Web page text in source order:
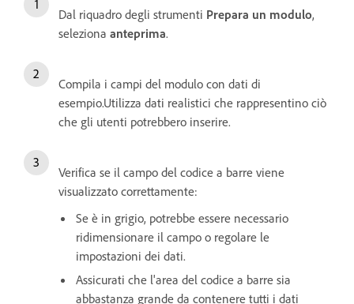
Dal riquadro degli strumenti Prepara un modulo,
seleziona anteprima.
Compila i campi del modulo con dati di
esempio.Utilizza dati realistici che rappresentino ciò
che gli utenti potrebbero inserire.
Verifica se il campo del codice a barre viene
visualizzato correttamente:
Se è in grigio, potrebbe essere necessario
ridimensionare il campo o regolare le
impostazioni dei dati.
Assicurati che l'area del codice a barre sia
abbastanza grande da contenere tutti i dati